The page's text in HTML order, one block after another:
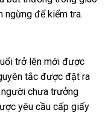
ngừng để kiểm tra.
trở lên mới được
tắc được đặt ra
chưa trưởng
yêu cầu cấp giấy